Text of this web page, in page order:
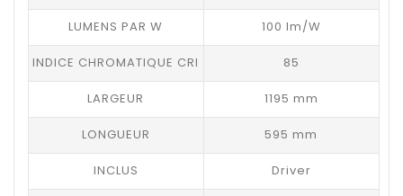
LUMENS PAR W 100 lm/W
INDICE CHROMATIQUE CRI 85
LARGEUR 1195 mm
LONGUEUR 595 mm
INCLUS Driver